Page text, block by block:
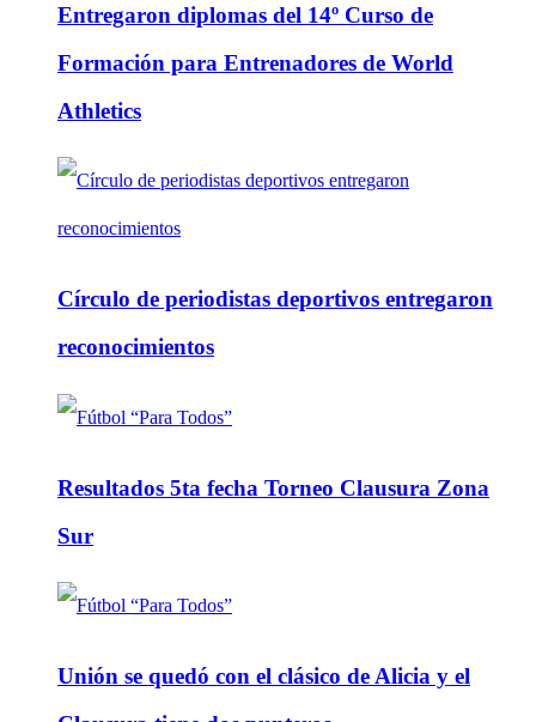
Entregaron diplomas del 14º Curso de
Formación para Entrenadores de World
Athletics
Círculo de periodistas deportivos entregaron
reconocimientos
Resultados 5ta fecha Torneo Clausura Zona
Sur
Unión se quedó con el clásico de Alicia y el